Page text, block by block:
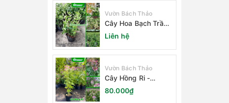
Vườn Bách Thảo
Cây Hoa Bạch Trầm
Hương
Liên hệ
Vườn Bách Thảo
Cây Hồng Ri -
Cleome Spinosa
80.000₫